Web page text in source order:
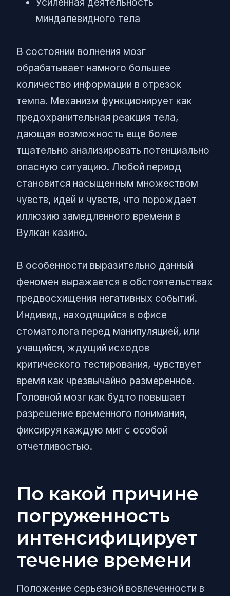
миндалевидного тела
В состоянии волнения мозг
обрабатывает намного большее
количество информации в отрезок
темпа. Механизм функционирует как
предохранительная реакция тела,
дающая возможность еще более
тщательно анализировать потенциально
опасную ситуацию. Любой период
становится насыщенным множеством
чувств, идей и чувств, что порождает
иллюзию замедленного времени в
Вулкан казино.
В особенности выразительно данный
феномен выражается в обстоятельствах
предвосхищения негативных событий.
Индивид, находящийся в офисе
стоматолога перед манипуляцией, или
учащийся, ждущий исходов
критического тестирования, чувствует
время как чрезвычайно размеренное.
Головной мозг как будто повышает
разрешение временного понимания,
фиксируя каждую миг с особой
отчетливостью.
По какой причине
погруженность
интенсифицирует
течение времени
Положение серьезной вовлеченности в